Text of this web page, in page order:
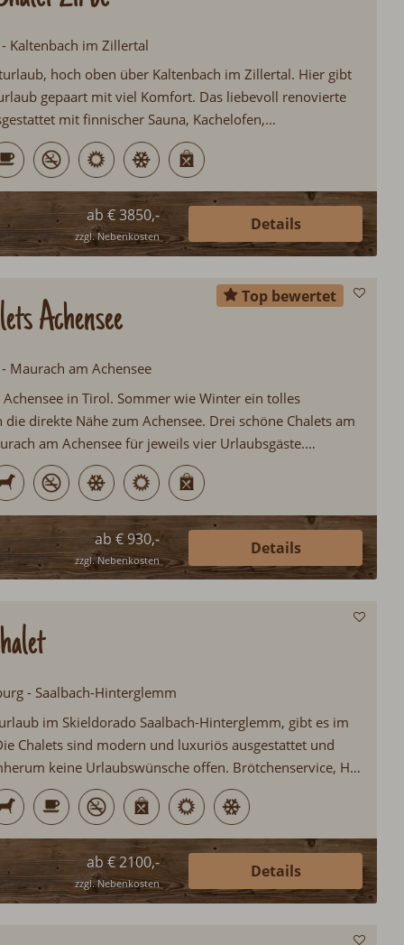
Kaltenbach im Zillertal
hoch oben über Kaltenbach im Zillertal. Hier gibt
gepaart mit viel Komfort. Das liebevoll renovierte
mit finnischer Sauna, Kachelofen,
Ski in/Ski out, Sonnenterrasse, Weinklimaschrank
gibt es auch jeden Morgen frisches Backwaren in das
ab € 3850,-
zzgl. Nebenkosten
Details
Achensee
Top bewertet
Maurach am Achensee
in Tirol. Sommer wie Winter ein tolles
direkte Nähe zum Achensee. Drei schöne Chalets am
am Achensee für jeweils vier Urlaubsgäste.
mit Infrarotkabine und Schwedenofen...
ab € 930,-
zzgl. Nebenkosten
Details
- Saalbach-Hinterglemm
im Skieldorado Saalbach-Hinterglemm, gibt es im
Chalets sind modern und luxuriös ausgestattet und
keine Urlaubswünsche offen. Brötchenservice, Hot
ökologische Bauweise, Sauna, Schwimmteich, Ski
ab € 2100,-
zzgl. Nebenkosten
Details